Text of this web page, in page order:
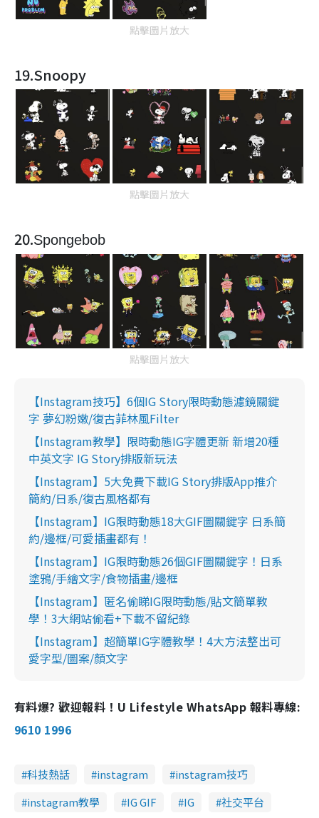
點擊圖片放大
19.Snoopy
點擊圖片放大
20.Spongebob
點擊圖片放大
【Instagram技巧】6個IG Story限時動態濾鏡關鍵
字 夢幻粉嫩/復古菲林風Filter
【Instagram教學】限時動態IG字體更新 新增20種
中英文字 IG Story排版新玩法
【Instagram】5大免費下載IG Story排版App推介
簡約/日系/復古風格都有
【Instagram】IG限時動態18大GIF圖關鍵字 日系簡
約/邊框/可愛插畫都有！
【Instagram】IG限時動態26個GIF圖關鍵字！日系
塗鴉/手繪文字/食物插畫/邊框
【Instagram】匿名偷睇IG限時動態/貼文簡單教
學！3大網站偷看+下載不留紀錄
【Instagram】超簡單IG字體教學！4大方法整出可
愛字型/圖案/顏文字
有料爆? 歡迎報料！U Lifestyle WhatsApp 報料專線:
9610 1996
科技熱話 instagram
instagram技巧
instagram教學
IG GIF IG
社交平台